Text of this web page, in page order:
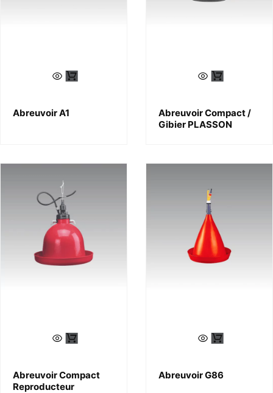
Abreuvoir A1
Abreuvoir Compact /
Gibier PLASSON
Abreuvoir Compact
Reproducteur
Abreuvoir G86